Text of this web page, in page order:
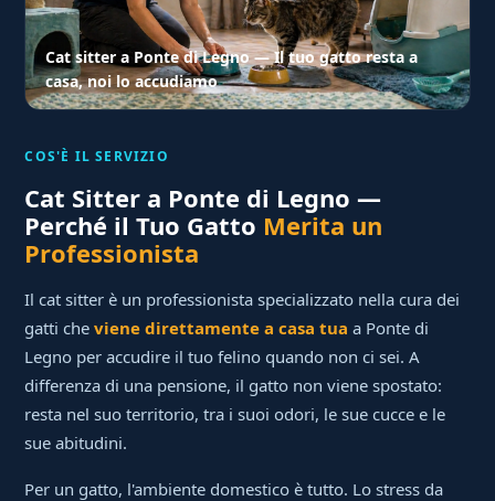
Cat sitter a Ponte di Legno — Il tuo gatto resta a
casa, noi lo accudiamo
COS'È IL SERVIZIO
Cat Sitter a Ponte di Legno —
Perché il Tuo Gatto Merita un
Professionista
Il cat sitter è un professionista specializzato nella cura dei
gatti cheviene direttamente a casa tua a Ponte di
Legno per accudire il tuo felino quando non ci sei. A
differenza di una pensione, il gatto non viene spostato:
resta nel suo territorio, tra i suoi odori, le sue cucce e le
sue abitudini.
Per un gatto, l'ambiente domestico è tutto. Lo stress da